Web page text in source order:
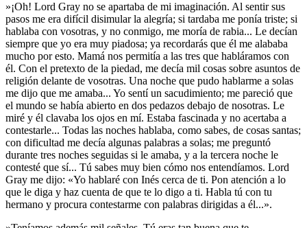
»¡Oh! Lord Gray no se apartaba de mi imaginación. Al sentir sus
pasos me era difícil disimular la alegría; si tardaba me ponía triste; si
hablaba con vosotras, y no conmigo, me moría de rabia... Le decían
siempre que yo era muy piadosa; ya recordarás que él me alababa
mucho por esto. Mamá nos permitía a las tres que habláramos con
él. Con el pretexto de la piedad, me decía mil cosas sobre asuntos de
religión delante de vosotras. Una noche que pudo hablarme a solas
me dijo que me amaba... Yo sentí un sacudimiento; me pareció que
el mundo se había abierto en dos pedazos debajo de nosotras. Le
miré y él clavaba los ojos en mí. Estaba fascinada y no acertaba a
contestarle... Todas las noches hablaba, como sabes, de cosas santas;
con dificultad me decía algunas palabras a solas; me preguntó
durante tres noches seguidas si le amaba, y a la tercera noche le
contesté que sí... Tú sabes muy bien cómo nos entendíamos. Lord
Gray me dijo: «Yo hablaré con Inés cerca de ti. Pon atención a lo
que le diga y haz cuenta de que te lo digo a ti. Habla tú con tu
hermano y procura contestarme con palabras dirigidas a él...».